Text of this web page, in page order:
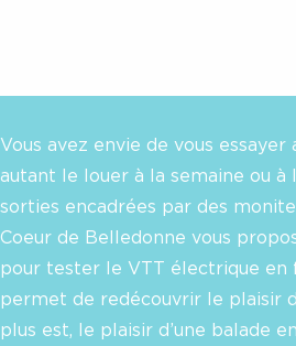
Vous avez envie de vous
autant le louer à la semaine ou
sorties encadrées par des
Coeur de Belledonne vous
pour tester le VTT électrique en
permet de redécouvrir le plaisir
plus est, le plaisir d’une balade